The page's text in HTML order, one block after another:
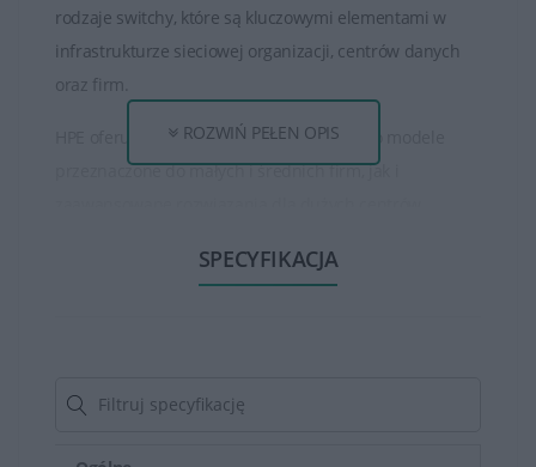
rodzaje switchy, które są kluczowymi elementami w
infrastrukturze sieciowej organizacji, centrów danych
oraz firm.
HPE oferuje szereg switchy, w tym zarówno modele
przeznaczone do małych i średnich firm, jak i
Modele różnią się liczbą portów, prędkością transmisji
danych, w tym Gigabit Ethernet, 10-Gigabit Ethernet czy
sieci zgodnie z wymaganiami.
ROZWIŃ PEŁEN OPIS
SPECYFIKACJA